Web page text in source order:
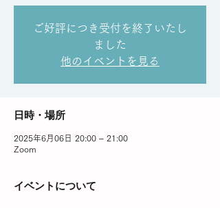
ご好評につき受付を終了いたし
ました
他のイベントを見る
日時・場所
2025年6月06日 20:00 – 21:00
Zoom
イベントについて